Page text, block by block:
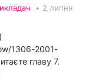
• 2 липня
1306-2001-
главу 7.